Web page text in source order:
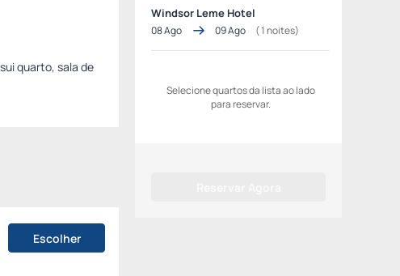
quarto, sala de
Escolher
Windsor Leme Hotel
08 Ago 09 Ago (1noites)
Selecione quartos da lista ao lado
para reservar.